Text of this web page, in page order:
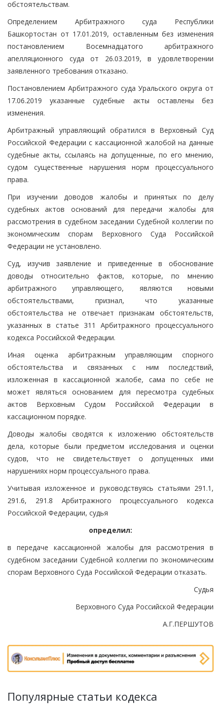
обстоятельствам.
Определением Арбитражного суда Республики
Башкортостан от 17.01.2019, оставленным без изменения
постановлением Восемнадцатого арбитражного
апелляционного суда от 26.03.2019, в удовлетворении
заявленного требования отказано.
Постановлением Арбитражного суда Уральского округа от
17.06.2019 указанные судебные акты оставлены без
изменения.
Арбитражный управляющий обратился в Верховный Суд
Российской Федерации с кассационной жалобой на данные
судебные акты, ссылаясь на допущенные, по его мнению,
судом существенные нарушения норм процессуального
права.
При изучении доводов жалобы и принятых по делу
судебных актов оснований для передачи жалобы для
рассмотрения в судебном заседании Судебной коллегии по
экономическим спорам Верховного Суда Российской
Федерации не установлено.
Суд, изучив заявление и приведенные в обоснование
доводы относительно фактов, которые, по мнению
арбитражного управляющего, являются новыми
обстоятельствами, признал, что указанные
обстоятельства не отвечает признакам обстоятельств,
указанных в статье 311 Арбитражного процессуального
кодекса Российской Федерации.
Иная оценка арбитражным управляющим спорного
обстоятельства и связанных с ним последствий,
изложенная в кассационной жалобе, сама по себе не
может являться основанием для пересмотра судебных
актов Верховным Судом Российской Федерации в
кассационном порядке.
Доводы жалобы сводятся к изложению обстоятельств
дела, которые были предметом исследования и оценки
судов, что не свидетельствует о допущенных ими
нарушениях норм процессуального права.
Учитывая изложенное и руководствуясь статьями 291.1,
291.6, 291.8 Арбитражного процессуального кодекса
Российской Федерации, судья
определил:
в передаче кассационной жалобы для рассмотрения в
судебном заседании Судебной коллегии по экономическим
спорам Верховного Суда Российской Федерации отказать.
Судья
Верховного Суда Российской Федерации
А.Г.ПЕРШУТОВ
Популярные статьи кодекса